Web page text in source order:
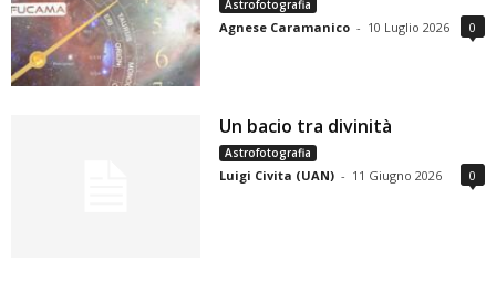
Astrofotografia
Agnese Caramanico - 10 Luglio 2026 0
Un bacio tra divinità
Astrofotografia
Luigi Civita (UAN) - 11 Giugno 2026 0